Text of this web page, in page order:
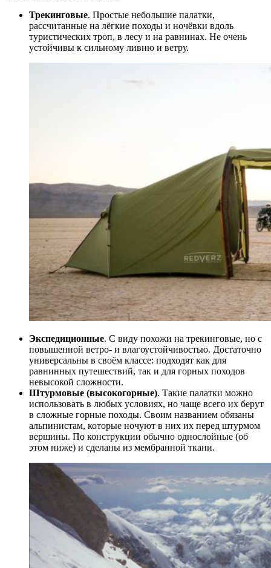
Трекинговые. Простые небольшие палатки,
рассчитанные на лёгкие походы и ночёвки вдоль
туристических троп, в лесу и на равнинах. Не очень
устойчивы к сильному ливню и ветру.
Экспедиционные. С виду похожи на трекинговые, но с
повышенной ветро- и влагоустойчивостью. Достаточно
универсальны в своём классе: подходят как для
равнинных путешествий, так и для горных походов
невысокой сложности.
Штурмовые (высокогорные). Такие палатки можно
использовать в любых условиях, но чаще всего их берут
в сложные горные походы. Своим названием обязаны
альпинистам, которые ночуют в них их перед штурмом
вершины. По конструкции обычно однослойные (об
этом ниже) и сделаны из мембранной ткани.